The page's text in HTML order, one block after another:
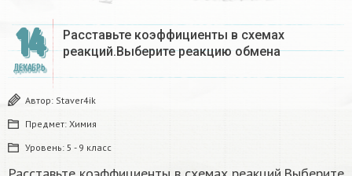
14
ДЕКАБРЬ
Расставьте коэффициенты в схемах
реакций.Выберите реакцию обмена​
Автор: Staver4ik
Предмет: Химия
Уровень: 5 - 9 класс